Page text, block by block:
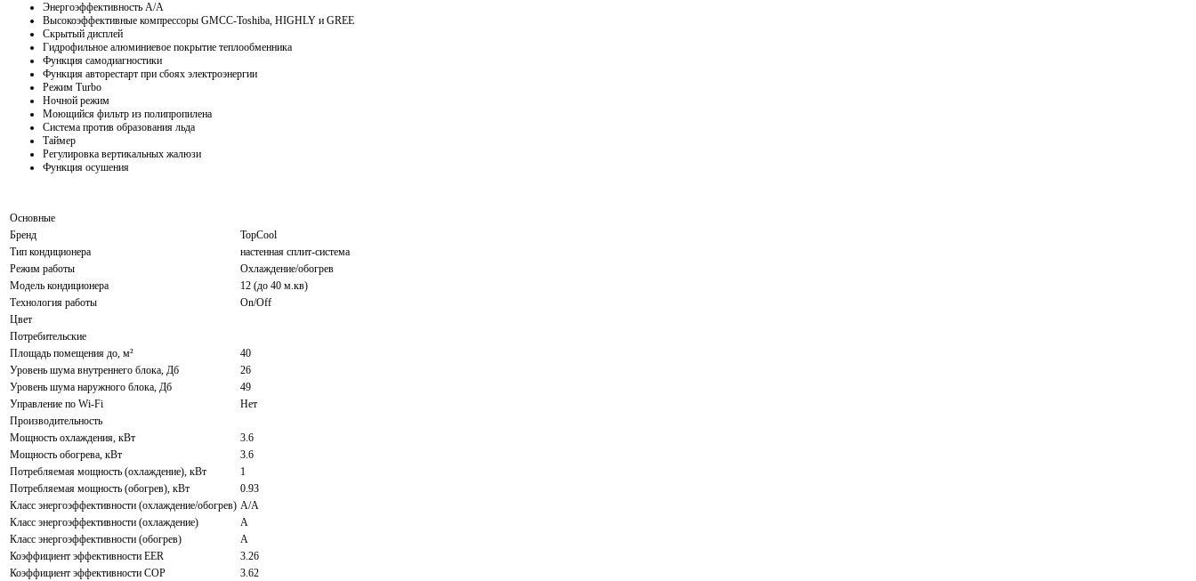
Энергоэффективность A/A
Высокоэффективные компрессоры GMCC-Toshiba, HIGHLY и GREE
Скрытый дисплей
Гидрофильное алюминиевое покрытие теплообменника
Функция самодиагностики
Функция авторестарт при сбоях электроэнергии
Режим Turbo
Ночной режим
Моющийся фильтр из полипропилена
Система против образования льда
Таймер
Регулировка вертикальных жалюзи
Функция осушения
Основные
Бренд
TopCool
Тип кондиционера
настенная сплит-система
Режим работы
Охлаждение/обогрев
Модель кондиционера
12 (до 40 м.кв)
Технология работы
On/Off
Цвет
Потребительские
Площадь помещения до, м²
40
Уровень шума внутреннего блока, Дб
26
Уровень шума наружного блока, Дб
49
Управление по Wi-Fi
Нет
Производительность
Мощность охлаждения, кВт
3.6
Мощность обогрева, кВт
3.6
Потребляемая мощность (охлаждение), кВт
1
Потребляемая мощность (обогрев), кВт
0.93
Класс энергоэффективности (охлаждение/обогрев) A/A
Класс энергоэффективности (охлаждение)
A
Класс энергоэффективности (обогрев)
A
Коэффициент эффективности EER
3.26
Коэффициент эффективности COP
3.62